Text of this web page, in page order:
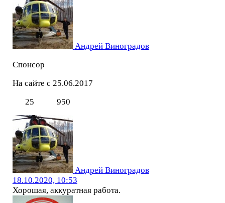
Андрей Виноградов
Спонсор
На сайте с 25.06.2017
25
950
Андрей Виноградов
18.10.2020, 10:53
Хорошая, аккуратная работа.